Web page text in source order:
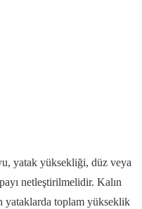
yatak yüksekliği, düz veya
netleştirilmelidir. Kalın
yataklarda toplam yükseklik